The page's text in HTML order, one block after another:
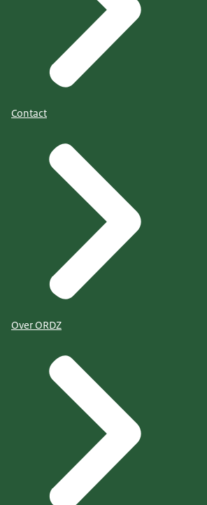
Contact
Over ORDZ